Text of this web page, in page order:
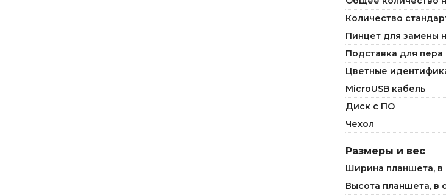
Количество
Пинцет для замены
Подставка для пера
Цветные
MicroUSB кабель
Диск с ПО
Чехол
Размеры и вес
Ширина планшета, в
Высота планшета, в